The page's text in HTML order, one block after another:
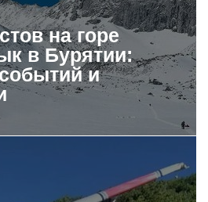
на горе
в Бурятии:
и